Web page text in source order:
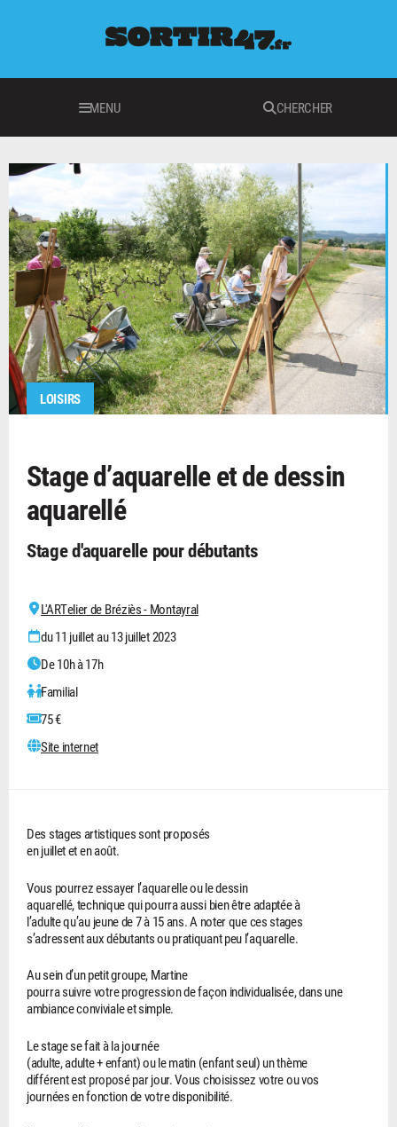
MENU CHERCHER
LOISIRS
Stage d’aquarelle et de dessin
aquarellé
Stage d'aquarelle pour débutants
L'ARTelier de Bréziès - Montayral
du 11 juillet au 13 juillet 2023
De 10h à 17h
Familial
75 €
Site internet
Des stages artistiques sont proposés
en juillet et en août.
Vous pourrez essayer l’aquarelle ou le dessin
aquarellé, technique qui pourra aussi bien être adaptée à
l’adulte qu’au jeune de 7 à 15 ans. A noter que ces stages
s’adressent aux débutants ou pratiquant peu l’aquarelle.
Au sein d’un petit groupe, Martine
pourra suivre votre progression de façon individualisée, dans une
ambiance conviviale et simple.
Le stage se fait à la journée
(adulte, adulte + enfant) ou le matin (enfant seul) un thème
différent est proposé par jour. Vous choisissez votre ou vos
journées en fonction de votre disponibilité.